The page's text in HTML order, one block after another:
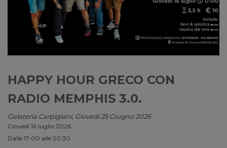
HAPPY HOUR GRECO CON
RADIO MEMPHIS 3.0.
Gelateria Carpigiani, Giovedi 25 Giugno 2026
Giovedì 16 luglio 2026
Dalle 17:00 alle 20:30